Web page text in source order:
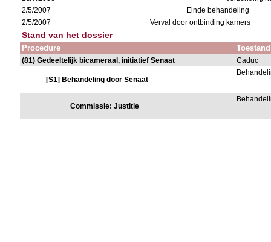
2/5/2007
Einde behandeling
2/5/2007
Verval door ontbinding kamers
Stand van het dossier
Procedure Toestand
(81) Gedeeltelijk bicameraal, initiatief Senaat Caduc
[S1] Behandeling door Senaat
Commissie: Justitie